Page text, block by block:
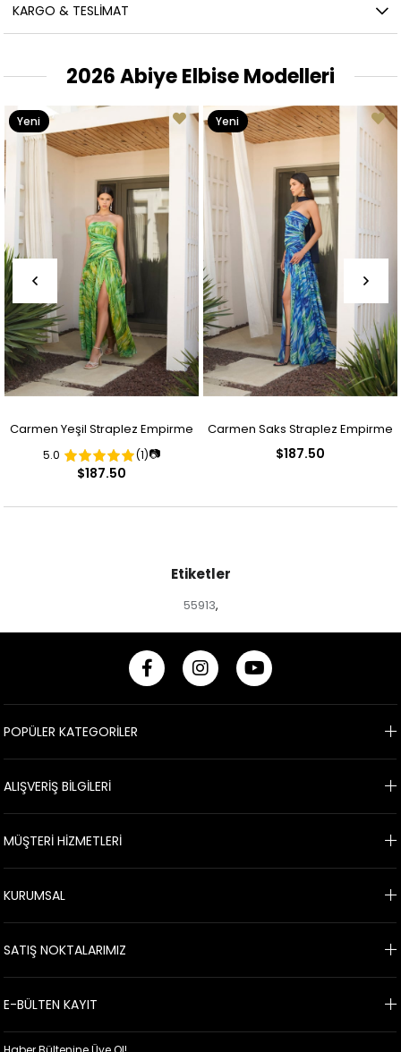
KARGO & TESLIMAT
2026 Abiye Elbise Modelleri
Carmen Yeşil Straplez Empirme
Desenli Abiye Elbise
5.0 (1)📷
$187.50
Yeni
Ürün
Carmen Saks Straplez Empirme
$187.50
Yeni
Ürün
Etiketler
55913,
POPÜLER KATEGORİLER
ALIŞVERİŞ BİLGİLERİ
MÜŞTERİ HİZMETLERİ
KURUMSAL
SATIŞ NOKTALARIMIZ
E-BÜLTEN KAYIT